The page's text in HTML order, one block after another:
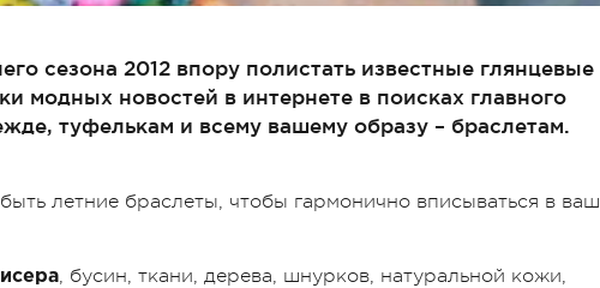
сезона 2012 впору полистать известные глянцевые
модных новостей в интернете в поисках главного
туфелькам и всему вашему образу – браслетам.
летние браслеты, чтобы гармонично вписываться в ваш
, бусин, ткани, дерева, шнурков, натуральной кожи,